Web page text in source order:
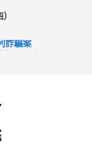
詐騙案
車路士